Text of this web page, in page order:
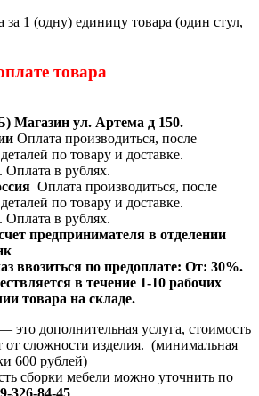
за 1 (одну) единицу товара (один стул,
товара
Магазин ул. Артема д 150.
Оплата производиться, после
по товару и доставке.
Оплата в рублях.
Оплата производиться, после
по товару и доставке.
Оплата в рублях.
предпринимателя в отделении
ввозиться по предоплате: От: 30%.
в течение 1-10 рабочих
товара на складе.
это дополнительная услуга, стоимость
от сложности изделия. (минимальная
600 рублей)
сборки мебели можно уточнить по
326-84-45